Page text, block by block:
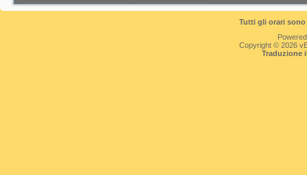
Tutti gli orari
Copyright © 2026
Traduzione